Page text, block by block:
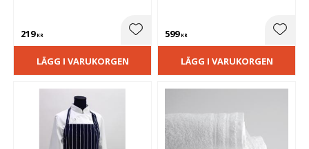
219KR Lägg till i favoriter
LÄGG I VARUKORGEN
599KR
LÄGG I VARUKORGEN